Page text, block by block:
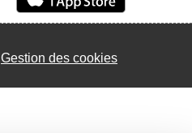
Gestion des cookies